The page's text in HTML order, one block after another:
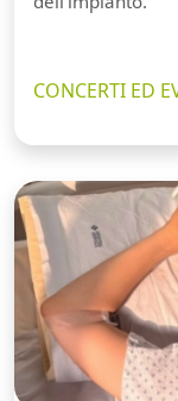
CONCERTI ED